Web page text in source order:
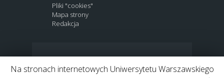
Pliki "cookies"
Mapa strony
Redakcja
Na stronach internetowych Uniwersytetu Warszawskiego